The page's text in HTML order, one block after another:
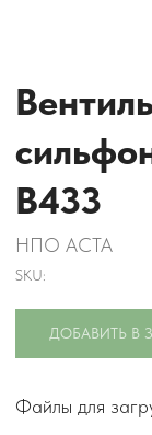
В433
НПО АСТА
SKU:
ДОБАВИТЬ В
Файлы для